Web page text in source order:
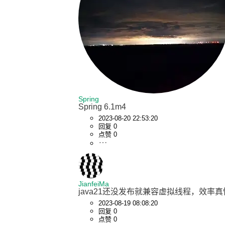
Spring
Spring 6.1m4
2023-08-20 22:53:20
回复 0
点赞 0
JianfeiMa
java21还没发布就兼容虚拟线程，效率真
2023-08-19 08:08:20
回复 0
点赞 0